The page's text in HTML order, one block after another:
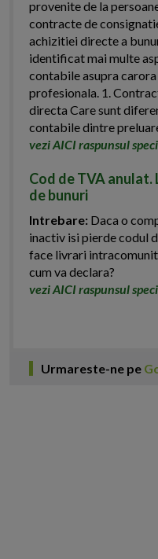
provenite de la
contracte de
achizitiei directe a
identificat mai multe
contabile asupra
profesionala. 1.
directa Care sunt
contabile dintre
vezi AICI raspunsul
Cod de TVA
de bunuri
Intrebare: Daca o
inactiv isi pierde codul
face livrari
cum va declara?
vezi AICI raspunsul
Urmareste-ne pe